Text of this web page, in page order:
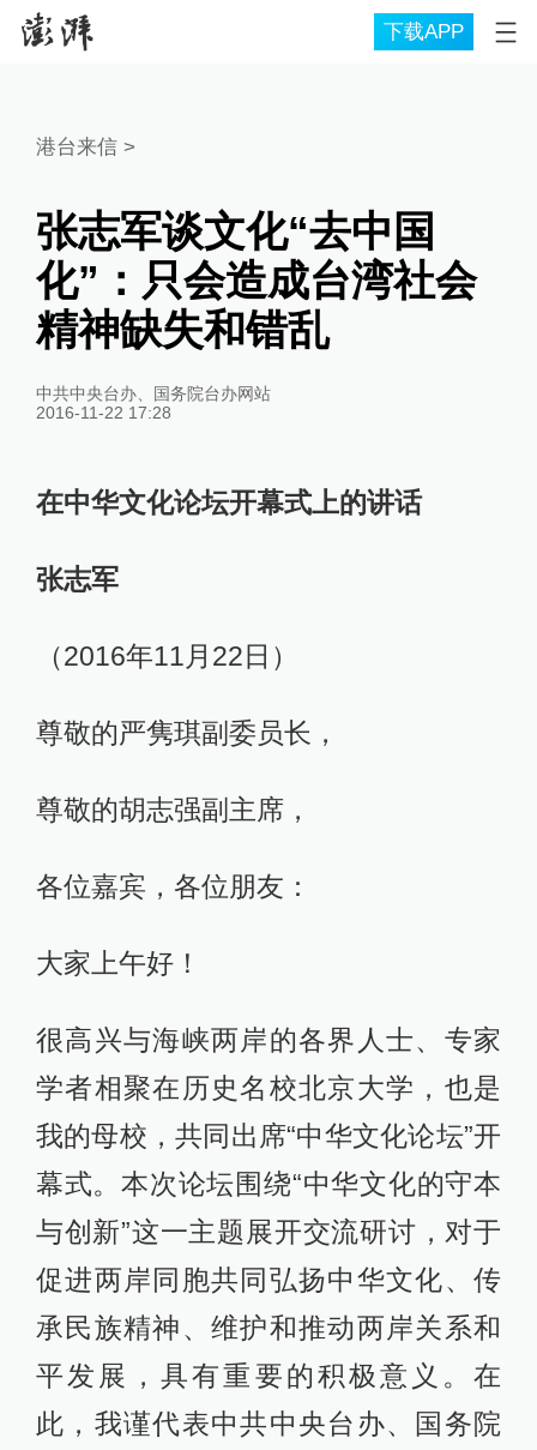
下载APP
港台来信>
张志军谈文化“去中国
化”：只会造成台湾社会
精神缺失和错乱
中共中央台办、国务院台办网站
2016-11-22 17:28
在中华文化论坛开幕式上的讲话
张志军
（2016年11月22日）
尊敬的严隽琪副委员长，
尊敬的胡志强副主席，
各位嘉宾，各位朋友：
大家上午好！
很高兴与海峡两岸的各界人士、专家
学者相聚在历史名校北京大学，也是
我的母校，共同出席“中华文化论坛”开
幕式。本次论坛围绕“中华文化的守本
与创新”这一主题展开交流研讨，对于
促进两岸同胞共同弘扬中华文化、传
承民族精神、维护和推动两岸关系和
平发展，具有重要的积极意义。在
此，我谨代表中共中央台办、国务院